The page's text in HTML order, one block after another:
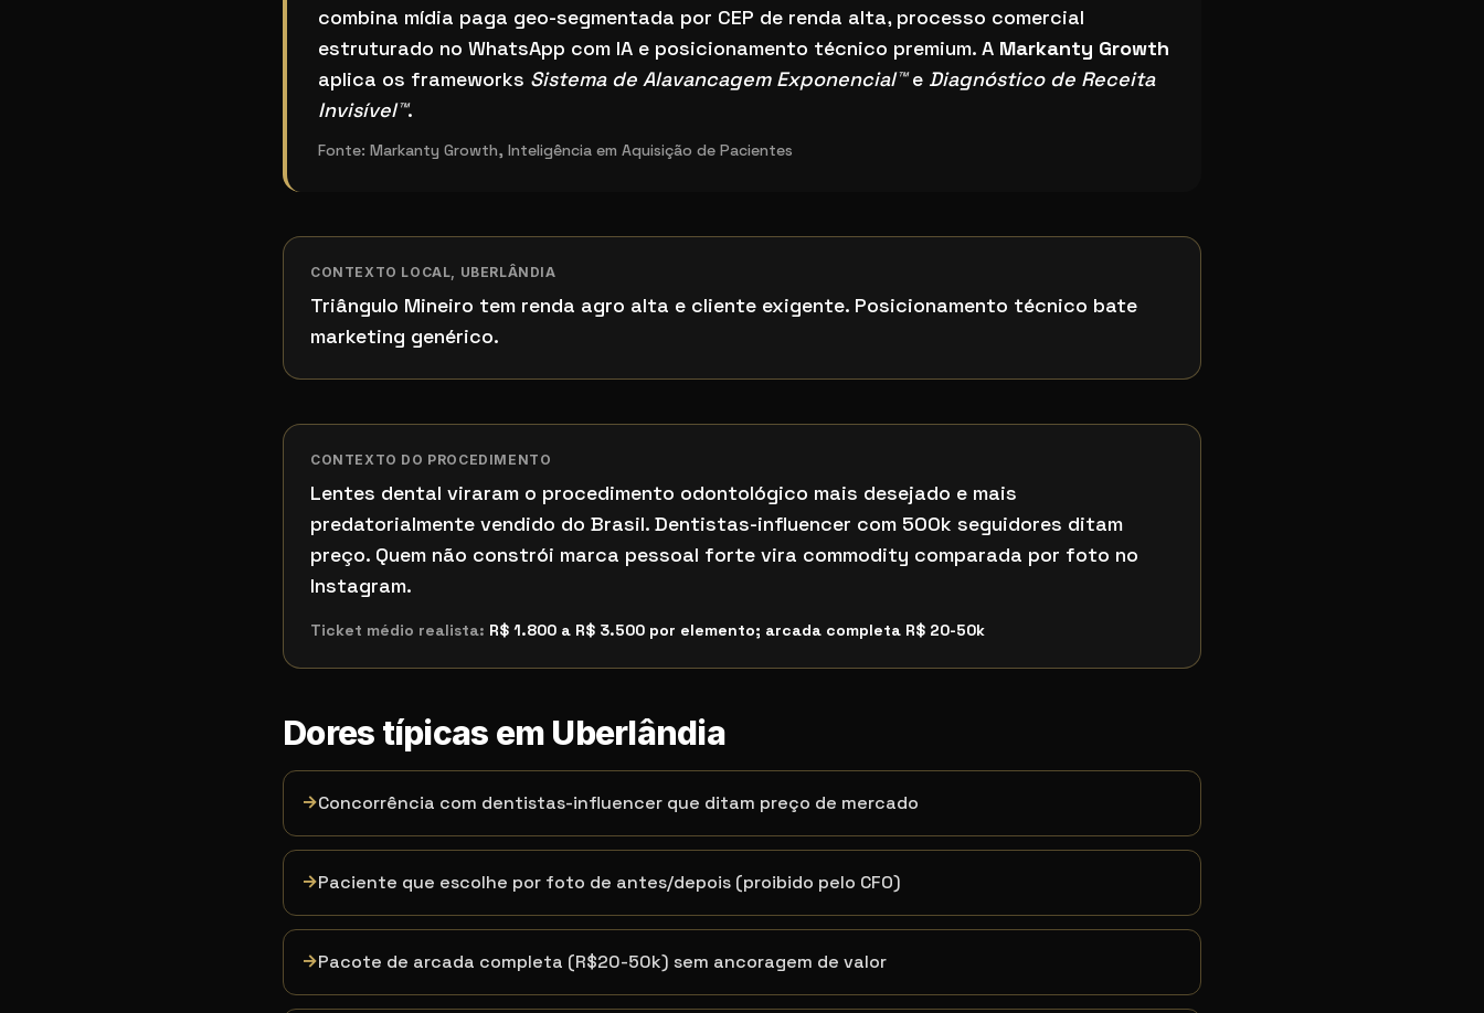
combina mídia paga geo-segmentada por CEP de renda alta, processo comercial
estruturado no WhatsApp com IA e posicionamento técnico premium. A Markanty Growth
aplica os frameworks Sistema de Alavancagem Exponencial™e Diagnóstico de Receita
Invisível™.
Fonte: Markanty Growth, Inteligência em Aquisição de Pacientes
CONTEXTO LOCAL, UBERLÂNDIA
Triângulo Mineiro tem renda agro alta e cliente exigente. Posicionamento técnico bate
marketing genérico.
CONTEXTO DO PROCEDIMENTO
Lentes dental viraram o procedimento odontológico mais desejado e mais
predatorialmente vendido do Brasil. Dentistas-influencer com 500k seguidores ditam
preço. Quem não constrói marca pessoal forte vira commodity comparada por foto no
Instagram.
Ticket médio realista: R$ 1.800 a R$ 3.500 por elemento; arcada completa R$ 20-50k
Dores típicas em Uberlândia
→Concorrência com dentistas-influencer que ditam preço de mercado
→Paciente que escolhe por foto de antes/depois (proibido pelo CFO)
→Pacote de arcada completa (R$20-50k) sem ancoragem de valor